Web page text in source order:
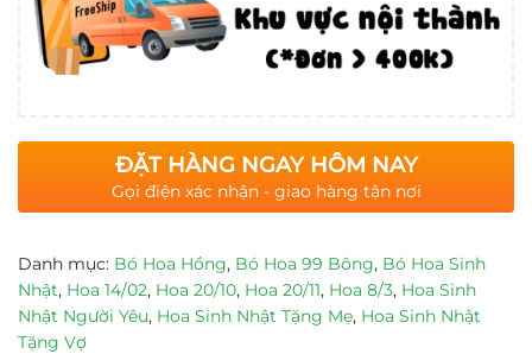
ĐẶT HÀNG NGAY HÔM NAY
Gọi điện xác nhận - giao hàng tận nơi
Danh mục: Bó Hoa Hồng, Bó Hoa 99 Bông, Bó Hoa Sinh
Nhật, Hoa 14/02, Hoa 20/10, Hoa 20/11, Hoa 8/3, Hoa Sinh
Nhật Người Yêu, Hoa Sinh Nhật Tặng Mẹ, Hoa Sinh Nhật
Tặng Vợ